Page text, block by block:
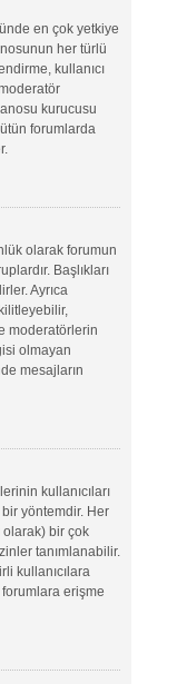
en çok yetkiye
her türlü
kullanıcı
kurucusu
forumlarda
olarak forumun
Başlıkları
Ayrıca
moderatörlerin
olmayan
mesajların
kullanıcıları
yöntemdir. Her
olarak) bir çok
tanımlanabilir.
kullanıcılara
erişme